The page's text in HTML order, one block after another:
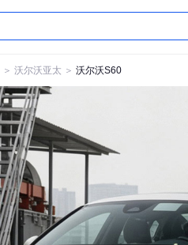
＞ 沃尔沃亚太 ＞ 沃尔沃S60